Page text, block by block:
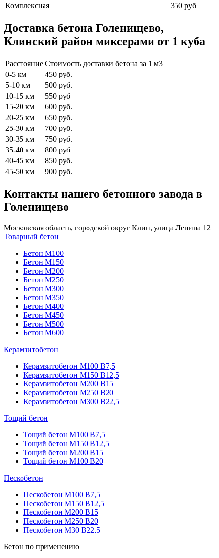
Комплексная
350 руб
Доставка бетона Голенищево,
Клинский район миксерами от 1 куба
Расстояние Стоимость доставки бетона за 1 м3
0-5 км
450 руб.
5-10 км
500 руб.
10-15 км
550 руб
15-20 км
600 руб.
20-25 км
650 руб.
25-30 км
700 руб.
30-35 км
750 руб.
35-40 км
800 руб.
40-45 км
850 руб.
45-50 км
900 руб.
Контакты нашего бетонного завода в
Голенищево
Московская область, городской округ Клин, улица Ленина 12
Товарный бетон
Бетон М100
Бетон М150
Бетон М200
Бетон М250
Бетон М300
Бетон М350
Бетон М400
Бетон М450
Бетон М500
Бетон М600
Керамзитобетон
Керамзитобетон М100 В7,5
Керамзитобетон М150 В12,5
Керамзитобетон М200 В15
Керамзитобетон М250 В20
Керамзитобетон М300 В22,5
Тощий бетон
Тощий бетон М100 В7,5
Тощий бетон М150 В12,5
Тощий бетон М200 В15
Тощий бетон М100 В20
Пескобетон
Пескобетон М100 В7,5
Пескобетон М150 В12,5
Пескобетон М200 В15
Пескобетон М250 В20
Пескобетон М30 В22,5
Бетон по применению